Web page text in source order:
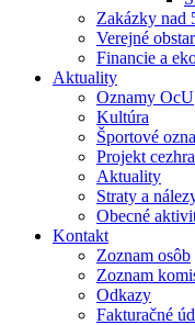
Zakázky nad
Verejné
Financie a
Aktuality
Oznamy OcU
Kultúra
Športové
Projekt
Aktuality
Straty a
Obecné
Kontakt
Zoznam osôb
Zoznam
Odkazy
Fakturačné